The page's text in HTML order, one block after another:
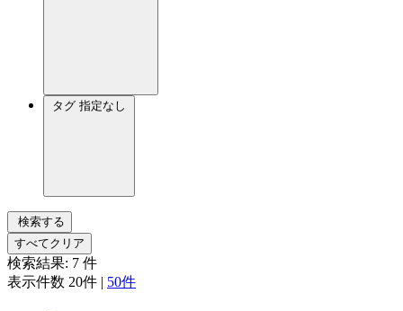
タグ 指定なし
検索する
すべてクリア
検索結果: 7 件
表示件数 20件 | 50件